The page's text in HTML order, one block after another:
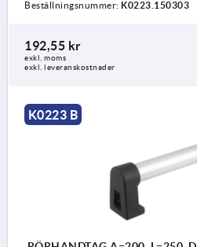
Beställningsnummer: K0223.150303
192,55 kr
exkl. moms
exkl. leveranskostnader
K0223 B